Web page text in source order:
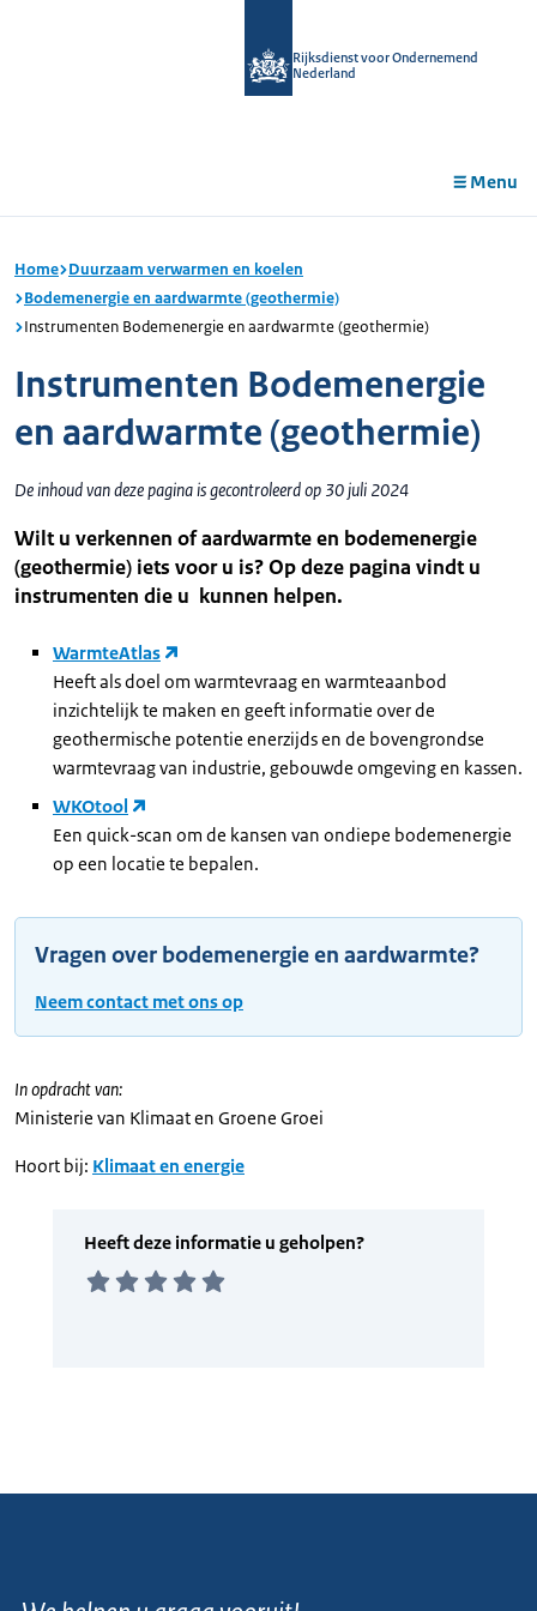
Rijksdienst voor Ondernemend
Nederland
Menu
Home Duurzaam verwarmen en koelen
Bodemenergie en aardwarmte (geothermie)
Instrumenten Bodemenergie en aardwarmte (geothermie)
Instrumenten Bodemenergie
en aardwarmte (geothermie)
De inhoud van deze pagina is gecontroleerd op 30 juli 2024
Wilt u verkennen of aardwarmte en bodemenergie
(geothermie) iets voor u is? Op deze pagina vindt u
instrumenten die u kunnen helpen.
WarmteAtlas
Heeft als doel om warmtevraag en warmteaanbod
inzichtelijk te maken en geeft informatie over de
geothermische potentie enerzijds en de bovengrondse
warmtevraag van industrie, gebouwde omgeving en kassen.
WKOtool
Een quick-scan om de kansen van ondiepe bodemenergie
op een locatie te bepalen.
Vragen over bodemenergie en aardwarmte?
Neem contact met ons op
In opdracht van:
Ministerie van Klimaat en Groene Groei
Hoort bij: Klimaat en energie